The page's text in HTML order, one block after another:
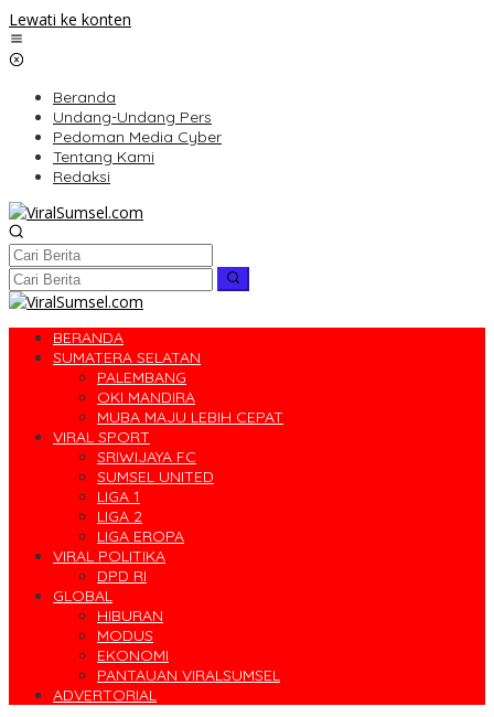
Lewati ke konten
Beranda
Undang-Undang Pers
Pedoman Media Cyber
Tentang Kami
Redaksi
BERANDA
SUMATERA SELATAN
PALEMBANG
OKI MANDIRA
MUBA MAJU LEBIH CEPAT
VIRAL SPORT
SRIWIJAYA FC
SUMSEL UNITED
LIGA 1
LIGA 2
LIGA EROPA
VIRAL POLITIKA
DPD RI
GLOBAL
HIBURAN
MODUS
EKONOMI
PANTAUAN VIRALSUMSEL
ADVERTORIAL